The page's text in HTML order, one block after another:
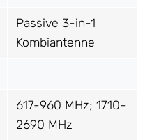
Passive 3-in-1
Kombiantenne
617-960 MHz; 1710-
2690 MHz